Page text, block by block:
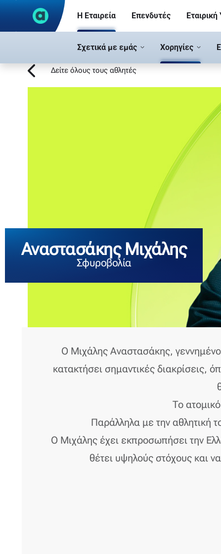
Skip to Main Content
Η Εταιρεία Επενδυτές
Σχετικά με εμάς Χορηγίες
Michalis Anastasakis -
Δείτε όλους τους αθλητές
Αναστασάκης Μιχάλης
Σφυροβολία
Ο Μιχάλης Αναστασάκης,
κατακτήσει σημαντικές διακρίσεις,
Το
Παράλληλα με την αθλητική
Ο Μιχάλης έχει εκπροσωπήσει την
θέτει υψηλούς στόχους και